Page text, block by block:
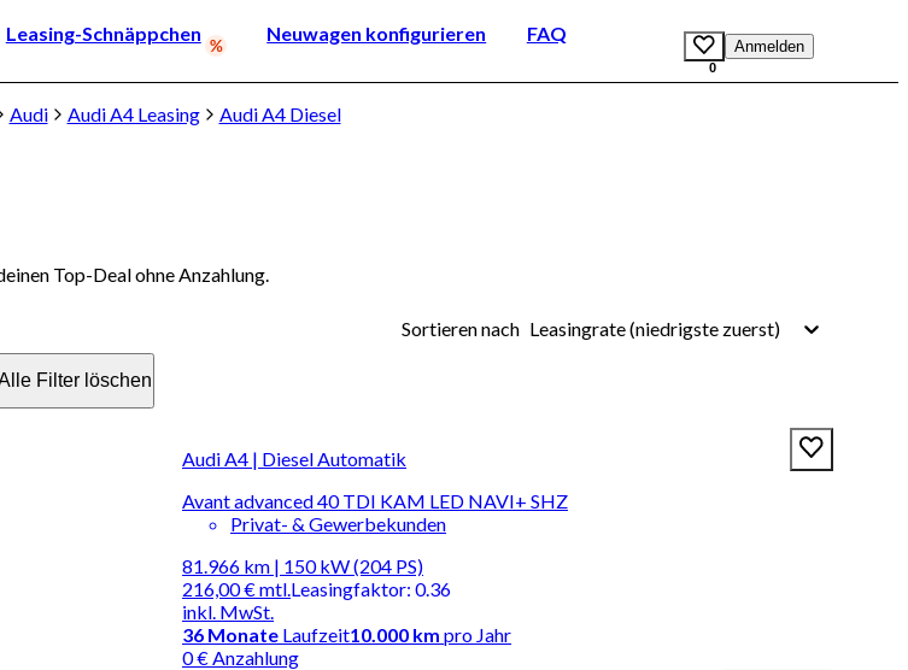
Leasing-Schnäppchen Neuwagen konfigurieren FAQ
0
Anmelden
Audi Audi A4 Leasing Audi A4 Diesel
Top-Deal ohne Anzahlung.
Sortieren nach Leasingrate (niedrigste zuerst)
Filter löschen
Audi A4 | Diesel Automatik
Avant advanced 40 TDI KAM LED NAVI+ SHZ
Privat- & Gewerbekunden
81.966 km | 150 kW (204 PS)
216,00 €mtl.
inkl. MwSt.
Leasingfaktor: 0.36
36 Monate Laufzeit10.000 km pro Jahr
0 € Anzahlung